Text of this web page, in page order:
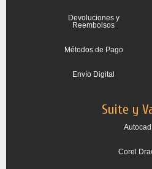
Devoluciones y
Reembolsos
Métodos de Pago
Envío Digital
Suite y
Autocad
Corel